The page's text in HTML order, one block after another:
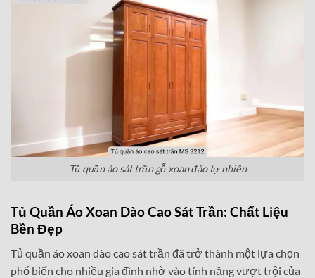
Tủ quần áo sát trần gỗ xoan đào tự nhiên
Tủ Quần Áo Xoan Dào Cao Sát Trần: Chất Liệu
Bền Đẹp
Tủ quần áo xoan dào cao sát trần đã trở thành một lựa chọn
phổ biến cho nhiều gia đình nhờ vào tính năng vượt trội của